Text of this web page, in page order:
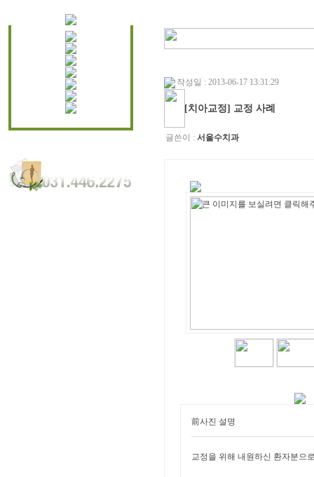
작성일 : 2013-06-17 13:31:29
[치아교정] 교정 사례
글쓴이 :서울수치과
前사진 설명
교정을 위해 내원하신 환자분으